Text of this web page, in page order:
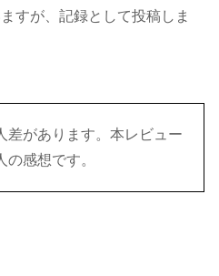
すが、記録として投稿しま
があります。本レビュー
の感想です。